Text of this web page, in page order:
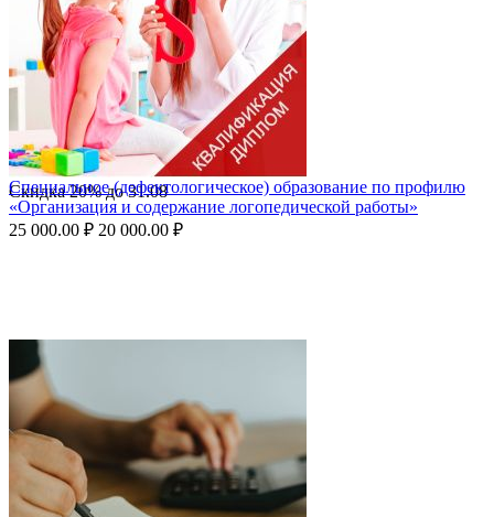
Скидка20%до31.08
Специальное (дефектологическое) образование по профилю
«Организация и содержание логопедической работы»
25 000.00 ₽ 20 000.00 ₽